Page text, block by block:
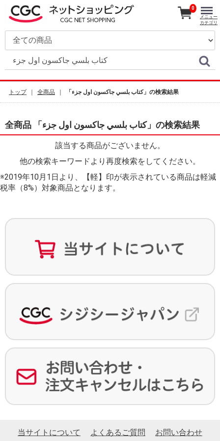
0
メニュー
カテゴリ
トップ 全商品 「كتاب بلسي جاكسون اول جزء」の検索結果
全商品 「كتاب بلسي جاكسون اول جزء」の検索結果
該当する商品がございません。
他の検索キーワードより再度検索をしてください。
※2019年10月1日より、【軽】印が表示されている商品は軽減
税率（8%）対象商品となります。
当サイトについて よくあるご質問 お問い合わせ